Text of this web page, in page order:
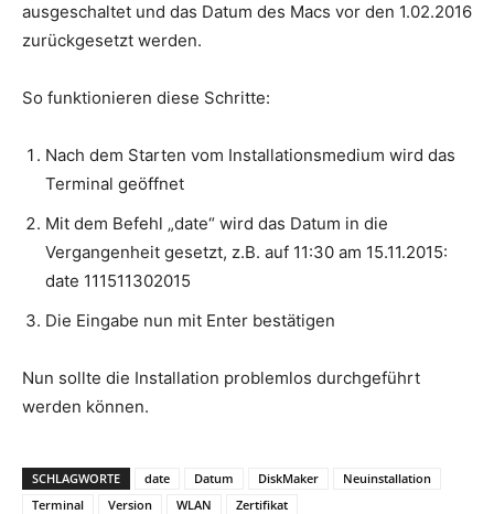
ausgeschaltet und das Datum des Macs vor den 1.02.2016
zurückgesetzt werden.
So funktionieren diese Schritte:
Nach dem Starten vom Installationsmedium wird das
Terminal geöffnet
Mit dem Befehl „date“ wird das Datum in die
Vergangenheit gesetzt, z.B. auf 11:30 am 15.11.2015:
date 111511302015
Die Eingabe nun mit Enter bestätigen
Nun sollte die Installation problemlos durchgeführt
werden können.
SCHLAGWORTE date Datum DiskMaker
Neuinstallation
Terminal
Version WLAN Zertifikat